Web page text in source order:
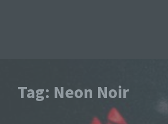
Tag: Neon Noir